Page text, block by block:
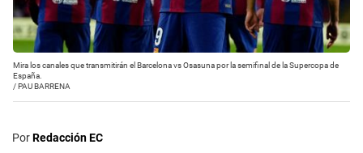
Mira los canales que transmitirán el Barcelona vs Osasuna por la semifinal de la Supercopa de
España.
/PAU BARRENA
PorRedacción EC